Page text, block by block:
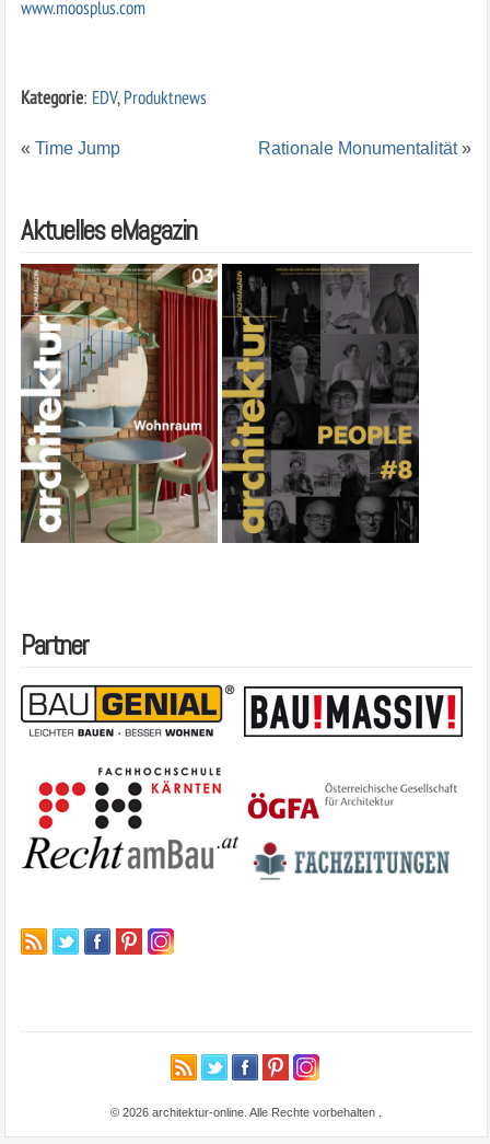
www.moosplus.com
Kategorie: EDV,Produktnews
« Time Jump Rationale Monumentalität»
Aktuelles eMagazin
Partner
© 2026 architektur-online. Alle Rechte vorbehalten